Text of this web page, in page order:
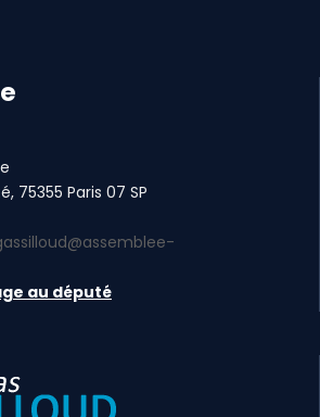
75355 Paris 07 SP
au député